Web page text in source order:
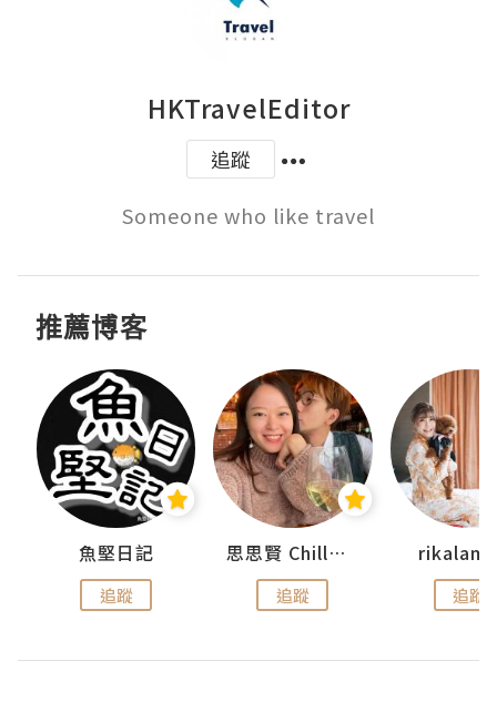
HKTravelEditor
追蹤
Someone who like travel
推薦博客
魚堅日記
追蹤
思思賢 ChillMyBabe
追蹤 追蹤